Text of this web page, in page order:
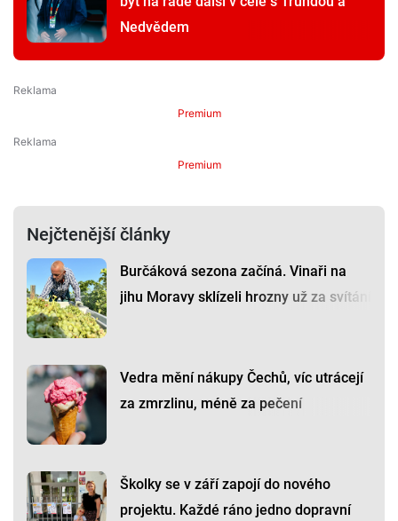
Nedvědem
Premium
Premium
Nejčtenější články
Burčáková sezona začíná. Vinaři na
jihu Moravy sklízeli hrozny už za svítání
Vedra mění nákupy Čechů, víc utrácejí
za zmrzlinu, méně za pečení
Školky se v září zapojí do nového
projektu. Každé ráno jedno dopravní